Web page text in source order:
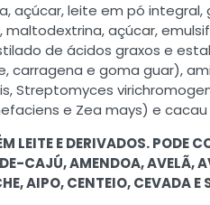
açúcar, leite em pó integral,
maltodextrina, açúcar,
de ácidos graxos e
carragena e goma guar),
Streptomyces
e Zea mays) e cacau
LEITE E DERIVADOS. PODE
CAJÚ, AMENDOA, AVELÃ,
AIPO, CENTEIO, CEVADA E